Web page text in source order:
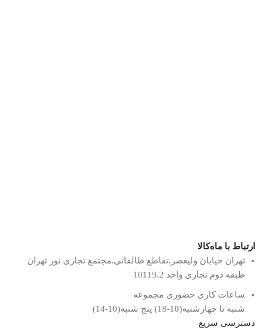
ارتباط با ماه‌کالا
تهران خیابان ولیعصر.تقاطع طالقانی.مجتمع تجاری نور تهران
طبقه دوم تجاری واحد 10119.2
ساعات کاری حضوری مجموعه
شنبه تا چهارشنبه(10-18) پنج شنبه(10-14)
دسترسی سریع